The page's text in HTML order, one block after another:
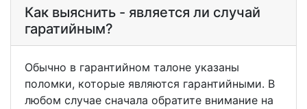
Как выяснить - является ли случай
гаратийным?
Обычно в гарантийном талоне указаны
поломки, которые являются гарантийными. В
любом случае сначала обратите внимание на